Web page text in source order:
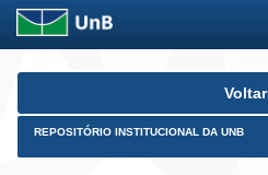
Skip
Voltar
REPOSITÓRIO INSTITUCIONAL DA UNB